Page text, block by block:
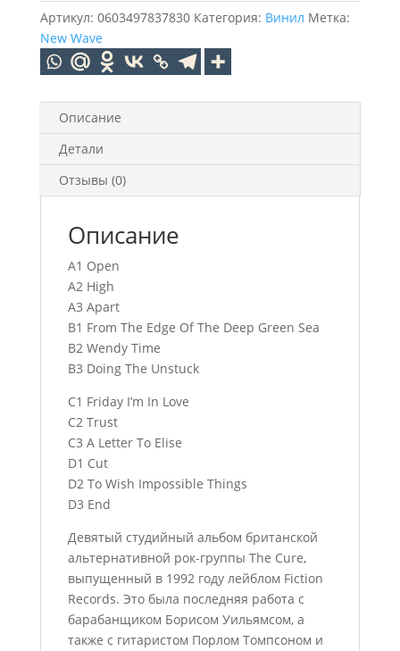
Артикул: 0603497837830 Категория: Винил Метка:
New Wave
Описание
Детали
Отзывы (0)
Описание
A1 Open
A2 High
A3 Apart
B1 From The Edge Of The Deep Green Sea
B2 Wendy Time
B3 Doing The Unstuck
C1 Friday I’m In Love
C2 Trust
C3 A Letter To Elise
D1 Cut
D2 To Wish Impossible Things
D3 End
Девятый студийный альбом британской
альтернативной рок-группы The Cure,
выпущенный в 1992 году лейблом Fiction
Records. Это была последняя работа с
барабанщиком Борисом Уильямсом, а
также с гитаристом Порлом Томпсоном и